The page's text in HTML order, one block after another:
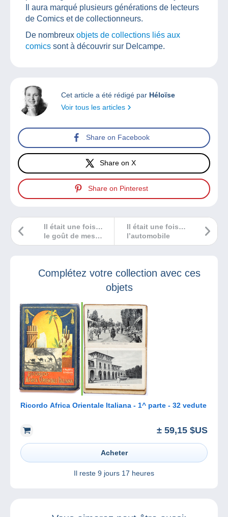
Il aura marqué plusieurs générations de lecteurs
de Comics et de collectionneurs.
De nombreux objets de collections liés aux
comics sont à découvrir sur Delcampe.
Cet article a été rédigé par Héloïse
Voir tous les articles
Share on Facebook
Share on X
Share on Pinterest
Il était une fois…
l’automobile
Il était une fois…
le goût de mes
vacances d’enfant
Complétez votre collection avec ces
objets
Ricordo Africa Orientale Italiana - 1^ parte - 32 vedute
± 59,15 $US
Acheter
Il reste 9 jours 17 heures